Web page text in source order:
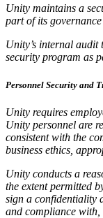
Juegos móviles
Crea y expande
Lanza grandes juegos
Juegos XR
Lanza juegos XR en
Juegos multijugador
Novedades
Noticias, historias y
Unity maintains a
part of its
Unity’s internal
security program as
Personnel Security and
Unity requires
Unity personnel are
consistent with the
business ethics,
Unity conducts a
the extent permitted
sign a confidentiality
and compliance